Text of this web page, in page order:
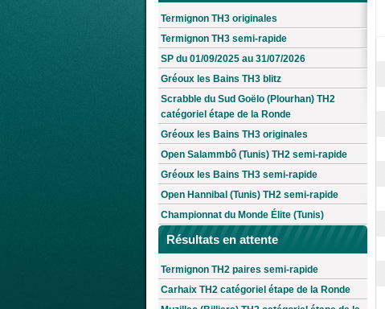
Termignon TH3 originales
Termignon TH3 semi-rapide
SP du 01/09/2025 au 31/07/2026
Gréoux les Bains TH3 blitz
Scrabble du Sud Goëlo (Plourhan) TH2
catégoriel étape de la Ronde
Gréoux les Bains TH3 originales
Open Salammbô (Tunis) TH2 semi-rapide
Gréoux les Bains TH3 semi-rapide
Open Hannibal (Tunis) TH2 semi-rapide
Championnat du Monde Élite (Tunis)
Résultats en attente
Termignon TH2 paires semi-rapide
Carhaix TH2 catégoriel étape de la Ronde